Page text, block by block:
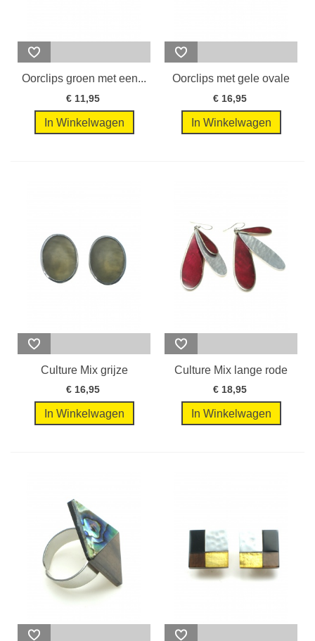
Oorclips groen met een...
€ 11,95
In Winkelwagen
Oorclips met gele ovale
steen in...
€ 16,95
In Winkelwagen
Culture Mix grijze
ovale...
€ 16,95
In Winkelwagen
Culture Mix lange rode
oorbellen
€ 18,95
In Winkelwagen